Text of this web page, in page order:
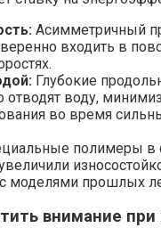
Асимметричный
входить в
Глубокие
воду,
во время
полимеры в
моделями прошлых
внимание